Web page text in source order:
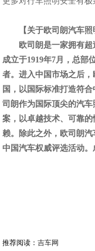
【关于欧司朗汽车照
欧司朗是一家拥有超
成立于1919年7月，总部
者。进入中国市场之后
国，以国际标准打造符
司朗作为国际顶尖的汽
案，以卓越技术、可靠
赖。除此之外，欧司朗
中国汽车权威评选活动。
推荐阅读：吉车网